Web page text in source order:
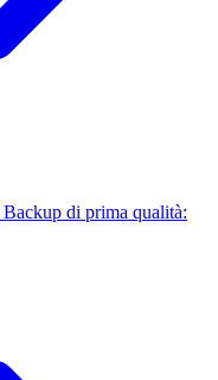
Backup di prima qualità: